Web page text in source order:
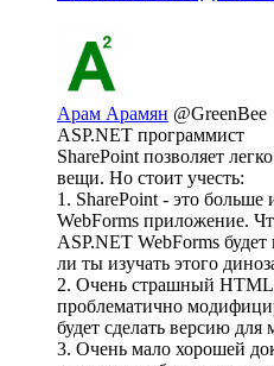
Арам Арамян @GreenBee
ASP.NET программист
SharePoint позволяет
вещи. Но стоит учесть:
1. SharePoint - это
WebForms приложение.
ASP.NET WebForms
ли ты изучать этого
2. Очень страшный
проблематично
будет сделать версию
3. Очень мало хорошей